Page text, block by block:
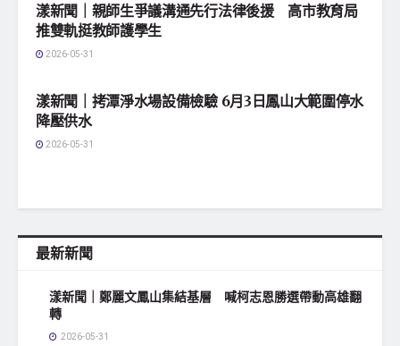
漾新聞｜親師生爭議溝通先行法律後援 高市教育局
推雙軌挺教師護學生
2026-05-31
漾新聞｜拷潭淨水場設備檢驗 6月3日鳳山大範圍停水
降壓供水
2026-05-31
最新新聞
漾新聞｜鄭麗文鳳山集結基層 喊柯志恩勝選帶動高雄翻
轉
2026-05-31